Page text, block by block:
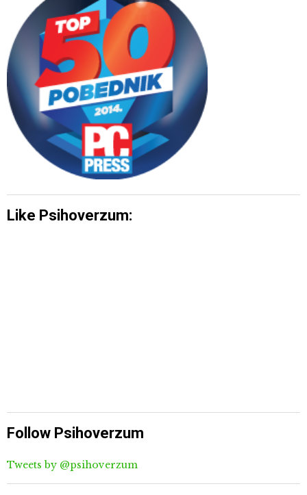
Like Psihoverzum:
Follow Psihoverzum
Tweets by @psihoverzum